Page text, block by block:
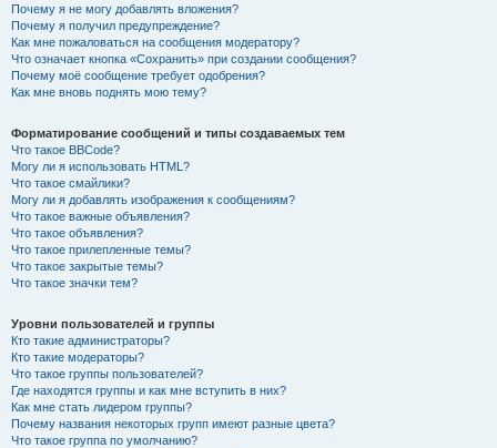
Почему я не могу добавлять вложения?
Почему я получил предупреждение?
Как мне пожаловаться на сообщения модератору?
Что означает кнопка «Сохранить» при создании сообщения?
Почему моё сообщение требует одобрения?
Как мне вновь поднять мою тему?
Форматирование сообщений и типы создаваемых тем
Что такое BBCode?
Могу ли я использовать HTML?
Что такое смайлики?
Могу ли я добавлять изображения к сообщениям?
Что такое важные объявления?
Что такое объявления?
Что такое прилепленные темы?
Что такое закрытые темы?
Что такое значки тем?
Уровни пользователей и группы
Кто такие администраторы?
Кто такие модераторы?
Что такое группы пользователей?
Где находятся группы и как мне вступить в них?
Как мне стать лидером группы?
Почему названия некоторых групп имеют разные цвета?
Что такое группа по умолчанию?